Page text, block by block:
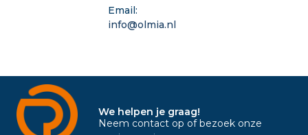
Email:
info@olmia.nl
We helpen je graag!
Neem contact op of bezoek onze